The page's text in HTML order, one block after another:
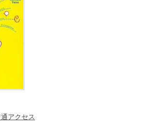
アクセス